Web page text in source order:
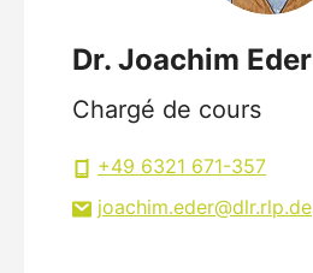
Dr. Joachim Eder
Chargé de cours
+49 6321 671-357
joachim.eder
dlr.rlp de